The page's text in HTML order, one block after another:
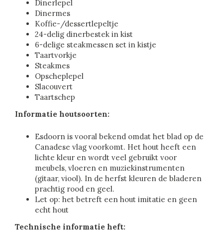
Dinerlepel
Dinermes
Koffie-/dessertlepeltje
24-delig dinerbestek in kist
6-delige steakmessen set in kistje
Taartvorkje
Steakmes
Opscheplepel
Slacouvert
Taartschep
Informatie houtsoorten:
Esdoorn is vooral bekend omdat het blad op de
Canadese vlag voorkomt. Het hout heeft een
lichte kleur en wordt veel gebruikt voor
meubels, vloeren en muziekinstrumenten
(gitaar, viool). In de herfst kleuren de bladeren
prachtig rood en geel.
Let op: het betreft een hout imitatie en geen
echt hout
Technische informatie heft: